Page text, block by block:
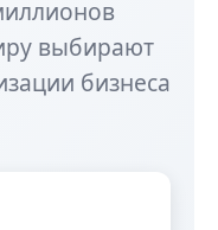
выбирают
бизнеса